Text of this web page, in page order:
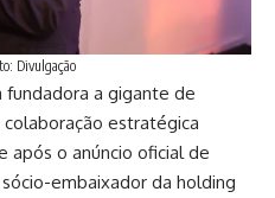
Divulgação
a gigante de
estratégica
após o anúncio oficial de
embaixador da holding